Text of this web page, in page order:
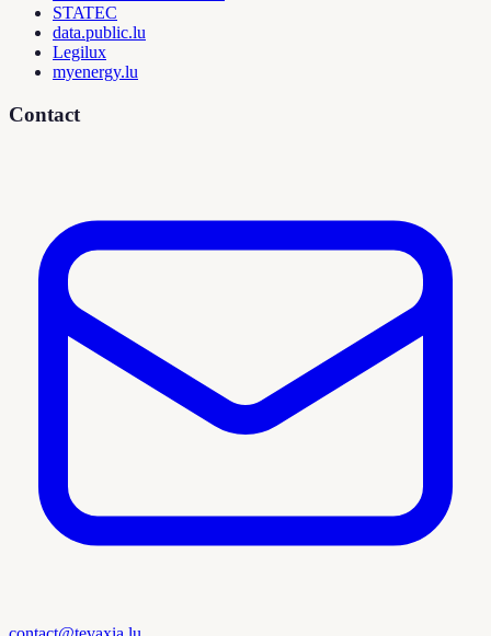
STATEC
data.public.lu
Legilux
myenergy.lu
Contact